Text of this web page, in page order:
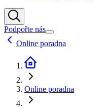
Podpořte nás
Online poradna
Online poradna